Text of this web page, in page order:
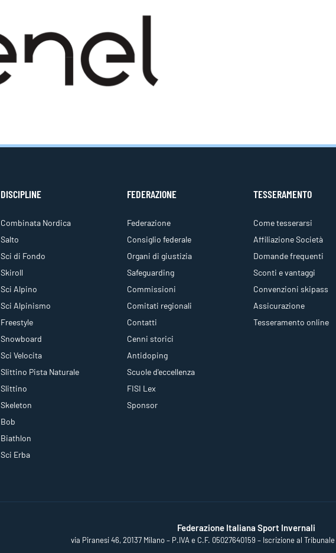
DISCIPLINE
Combinata Nordica
Salto
Sci di Fondo
Skiroll
Sci Alpino
Sci Alpinismo
Freestyle
Snowboard
Sci Velocita
Slittino Pista Naturale
Slittino
Skeleton
Bob
Biathlon
Sci Erba
FEDERAZIONE
Federazione
Consiglio federale
Organi di giustizia
Safeguarding
Commissioni
Comitati regionali
Contatti
Cenni storici
Antidoping
Scuole d'eccellenza
FISI Lex
Sponsor
TESSERAMENTO
Come tesserarsi
Affiliazione Società
Domande frequenti
Sconti e vantaggi
Convenzioni skipass
Assicurazione
Tesseramento online
Federazione Italiana Sport Invernali
via Piranesi 46, 20137 Milano – P.IVA e C.F. 05027640159 – Iscrizione al